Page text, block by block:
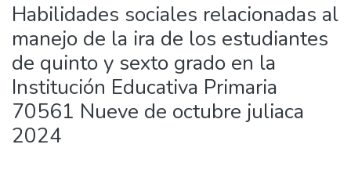
Habilidades sociales relacionadas al
manejo de la ira de los estudiantes
de quinto y sexto grado en la
Institución Educativa Primaria
70561 Nueve de octubre juliaca
2024